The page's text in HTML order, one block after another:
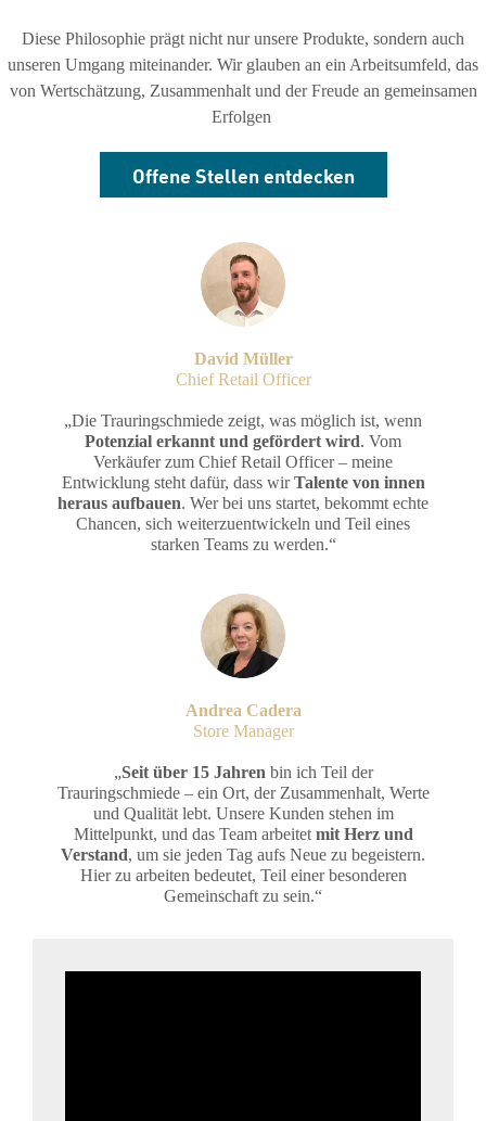
Diese Philosophie prägt nicht nur unsere Produkte, sondern auch
unseren Umgang miteinander. Wir glauben an ein Arbeitsumfeld, das
von Wertschätzung, Zusammenhalt und der Freude an gemeinsamen
Erfolgen
Offene Stellen entdecken
David Müller
Chief Retail Officer
„Die Trauringschmiede zeigt, was möglich ist, wenn
Potenzial erkannt und gefördert wird. Vom
Verkäufer zum Chief Retail Officer – meine
Entwicklung steht dafür, dass wirTalente von innen
heraus aufbauen. Wer bei uns startet, bekommt echte
Chancen, sich weiterzuentwickeln und Teil eines
starken Teams zu werden.“
Andrea Cadera
Store Manager
„Seit über 15 Jahrenbin ich Teil der
Trauringschmiede – ein Ort, der Zusammenhalt, Werte
und Qualität lebt. Unsere Kunden stehen im
Mittelpunkt, und das Team arbeitetmit Herz und
Verstand, um sie jeden Tag aufs Neue zu begeistern.
Hier zu arbeiten bedeutet, Teil einer besonderen
Gemeinschaft zu sein.“